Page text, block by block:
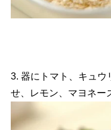
3. 器にトマト、キュウ
せ、レモン、マヨネー